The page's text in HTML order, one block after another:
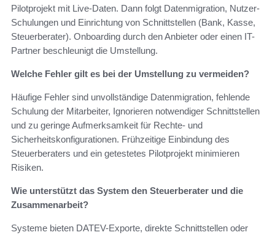
Pilotprojekt mit Live-Daten. Dann folgt Datenmigration, Nutzer-
Schulungen und Einrichtung von Schnittstellen (Bank, Kasse,
Steuerberater). Onboarding durch den Anbieter oder einen IT-
Partner beschleunigt die Umstellung.
Welche Fehler gilt es bei der Umstellung zu vermeiden?
Häufige Fehler sind unvollständige Datenmigration, fehlende
Schulung der Mitarbeiter, Ignorieren notwendiger Schnittstellen
und zu geringe Aufmerksamkeit für Rechte- und
Sicherheitskonfigurationen. Frühzeitige Einbindung des
Steuerberaters und ein getestetes Pilotprojekt minimieren
Risiken.
Wie unterstützt das System den Steuerberater und die
Zusammenarbeit?
Systeme bieten DATEV-Exporte, direkte Schnittstellen oder